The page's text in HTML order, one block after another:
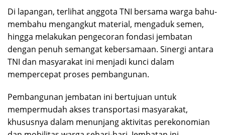
Di lapangan, terlihat anggota TNI bersama warga bahu-
membahu mengangkut material, mengaduk semen,
hingga melakukan pengecoran fondasi jembatan
dengan penuh semangat kebersamaan. Sinergi antara
TNI dan masyarakat ini menjadi kunci dalam
mempercepat proses pembangunan.
Pembangunan jembatan ini bertujuan untuk
mempermudah akses transportasi masyarakat,
khususnya dalam menunjang aktivitas perekonomian